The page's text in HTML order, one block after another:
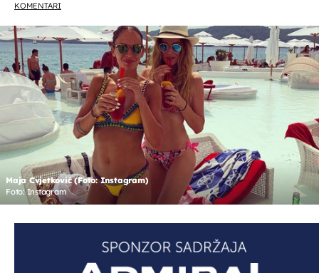
KOMENTARI
Maja Cvjetković (Foto: Instagram)
Foto: Instagram
OMOGUĆI OBAVIJESTI